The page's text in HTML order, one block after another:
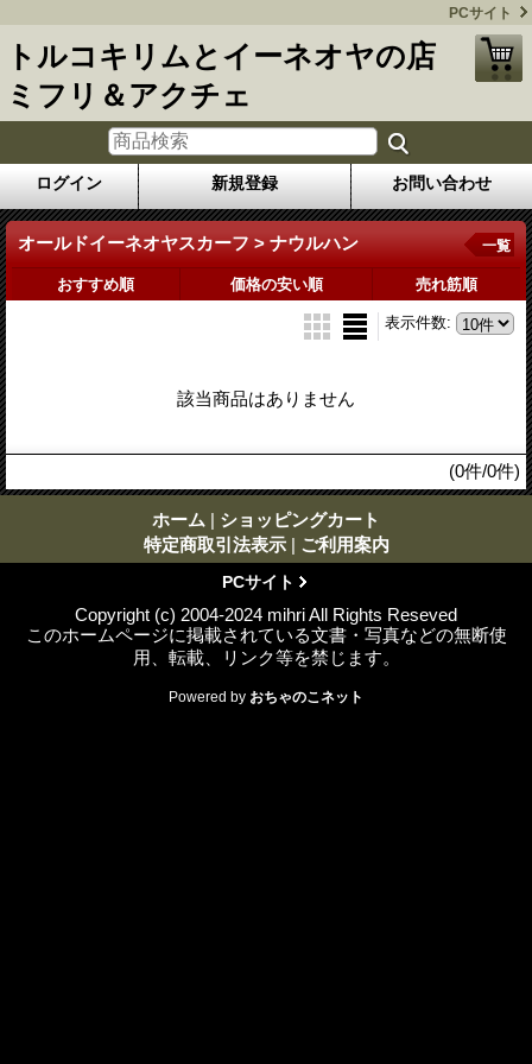
PCサイト
トルコキリムとイーネオヤの店
ミフリ＆アクチェ
ログイン 新規登録 お問い合わせ
オールドイーネオヤスカーフ > ナウルハン 一覧
おすすめ順 価格の安い順 売れ筋順
表示件数:
該当商品はありません
(0件/0件)
ホーム | ショッピングカート
特定商取引法表示 | ご利用案内
PCサイト
Copyright (c) 2004-2024 mihri All Rights Reseved
このホームページに掲載されている文書・写真などの無断使
用、転載、リンク等を禁じます。
Powered by おちゃのこネット